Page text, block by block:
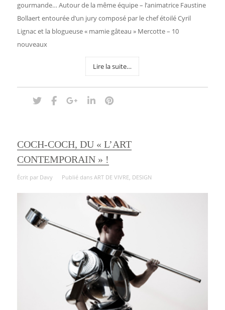
gourmande… Autour de la même équipe – l’animatrice Faustine
Bollaert entourée d’un jury composé par le chef étoilé Cyril
Lignac et la blogueuse « mamie gâteau » Mercotte – 10
nouveaux
Lire la suite…
COCH-COCH, DU « L’ART
CONTEMPORAIN » !
Écrit par Davy Publié dans ART DE VIVRE, DESIGN